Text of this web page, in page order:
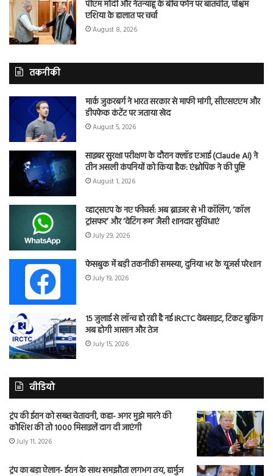
पीएम मोदी और नेतन्याहू के बीच फोन पर बातचीत, पश्चिम
एशिया के हालात पर चर्चा
August 8, 2026
तकनीकी
मार्क जुकरबर्ग ने भारत सरकार से माफी मांगी, सीएसएएम और
डीपफेक कंटेंट पर जताया खेद
August 5, 2026
साइबर सुरक्षा परीक्षण के दौरान क्लॉड एआई (Claude AI) ने
तीन असली कंपनियों को किया हैक: एंथ्रोपिक ने की पुष्टि
August 1, 2026
व्हाट्सएप के नए फीचर्स: अब ब्राउजर से भी कॉलिंग, ‘कॉल
ट्रांसफर’ और ‘वेटिंग रूम’ जैसी शानदार सुविधाएं
July 29, 2026
फेसबुक में बड़ी तकनीकी समस्या, दुनिया भर के यूजर्स परेशान
July 19, 2026
15 जुलाई से लॉन्च हो रही है नई IRCTC वेबसाइट, टिकट बुकिंग
अब होगी आसान और तेज
July 15, 2026
वीडियो
ट्रंप की ईरान को सख्त चेतावनी, कहा- अगर मुझे मारने की
कोशिश की तो 1000 मिसाइलें दाग दी जाएंगी
July 11, 2026
ट्रंप का बड़ा ऐलान- ईरान के साथ समझौता लगभग तय, हार्मुज